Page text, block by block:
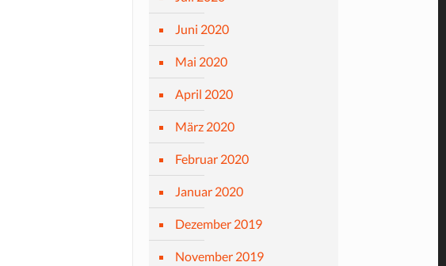
Juni 2020
Mai 2020
April 2020
März 2020
Februar 2020
Januar 2020
Dezember 2019
November 2019